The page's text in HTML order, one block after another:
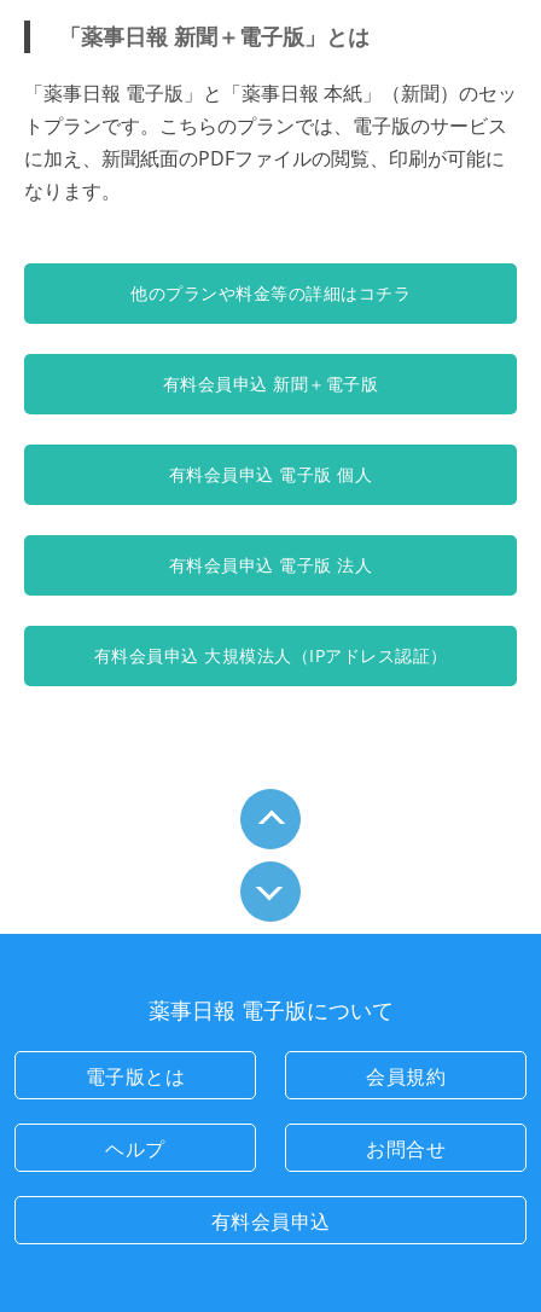
「薬事日報 新聞＋電子版」とは
「薬事日報 電子版」と「薬事日報 本紙」（新聞）のセッ
トプランです。こちらのプランでは、電子版のサービス
に加え、新聞紙面のPDFファイルの閲覧、印刷が可能に
なります。
他のプランや料金等の詳細はコチラ
有料会員申込 新聞＋電子版
有料会員申込 電子版 個人
有料会員申込 電子版 法人
有料会員申込 大規模法人（IPアドレス認証）
薬事日報 電子版について
電子版とは 会員規約
ヘルプ お問合せ
有料会員申込